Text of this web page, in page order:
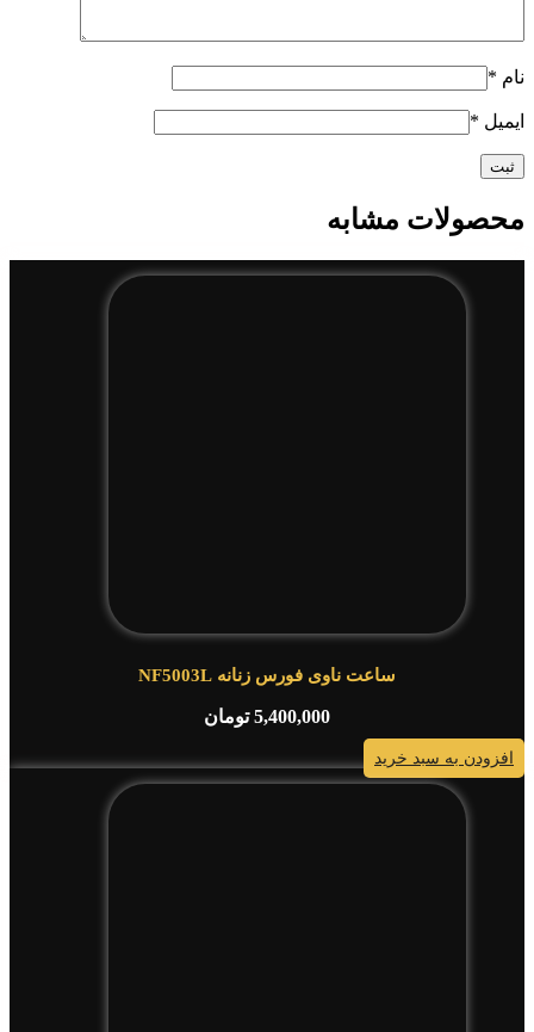
نام *
ایمیل *
محصولات مشابه
ساعت ناوی فورس زنانه NF5003L
5,400,000 تومان
افزودن به سبد خرید